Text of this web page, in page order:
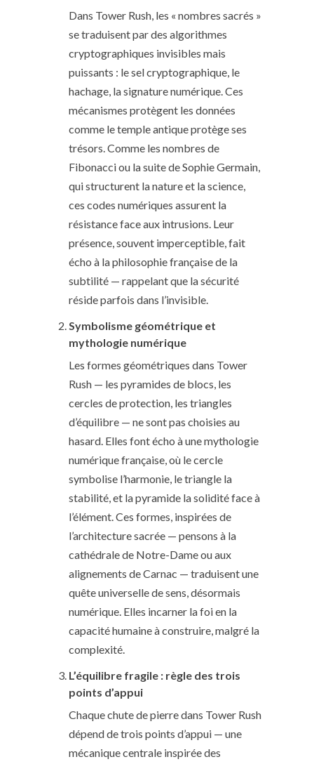
Dans Tower Rush, les « nombres sacrés »
se traduisent par des algorithmes
cryptographiques invisibles mais
puissants : le sel cryptographique, le
hachage, la signature numérique. Ces
mécanismes protègent les données
comme le temple antique protège ses
trésors. Comme les nombres de
Fibonacci ou la suite de Sophie Germain,
qui structurent la nature et la science,
ces codes numériques assurent la
résistance face aux intrusions. Leur
présence, souvent imperceptible, fait
écho à la philosophie française de la
subtilité — rappelant que la sécurité
réside parfois dans l’invisible.
Symbolisme géométrique et
mythologie numérique
Les formes géométriques dans Tower
Rush — les pyramides de blocs, les
cercles de protection, les triangles
d’équilibre — ne sont pas choisies au
hasard. Elles font écho à une mythologie
numérique française, où le cercle
symbolise l’harmonie, le triangle la
stabilité, et la pyramide la solidité face à
l’élément. Ces formes, inspirées de
l’architecture sacrée — pensons à la
cathédrale de Notre-Dame ou aux
alignements de Carnac — traduisent une
quête universelle de sens, désormais
numérique. Elles incarner la foi en la
capacité humaine à construire, malgré la
complexité.
L’équilibre fragile : règle des trois
points d’appui
Chaque chute de pierre dans Tower Rush
dépend de trois points d’appui — une
mécanique centrale inspirée des